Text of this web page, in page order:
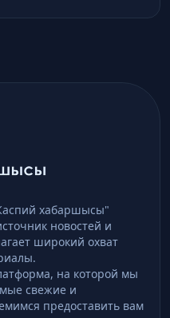
хабаршысы"
новостей и
широкий охват
на которой мы
свежие и
предоставить вам